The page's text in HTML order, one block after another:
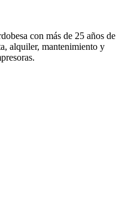
con más de 25 años de
alquiler, mantenimiento y